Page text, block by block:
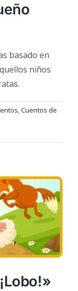
basado en
niños
,Cuentos de